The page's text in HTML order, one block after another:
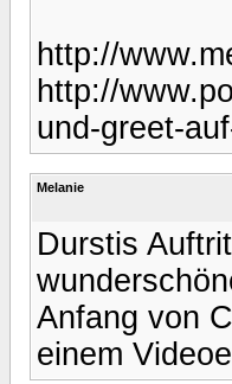
http://
http://
und-greet-
Melanie
Durstis
Anfang von
einem